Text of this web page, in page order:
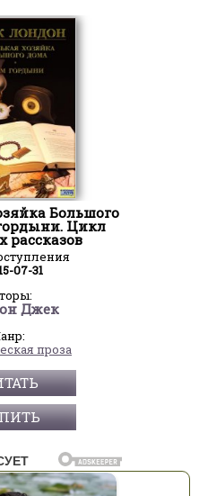
Большого
Цикл
рассказов
07-31
Джек
проза